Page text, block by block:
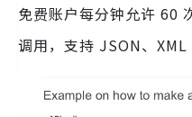
免费账户每分钟允许 60
调用，支持 JSON、XML